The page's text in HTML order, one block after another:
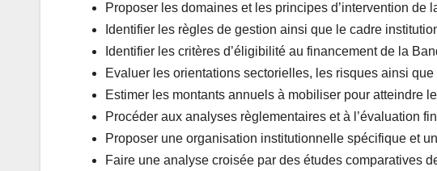
Proposer les domaines et les principes d’intervention de
Identifier les règles de gestion ainsi que le cadre
Identifier les critères d’éligibilité au financement de la
Evaluer les orientations sectorielles, les risques ainsi
Estimer les montants annuels à mobiliser pour atteindre
Procéder aux analyses règlementaires et à l’évaluation
Proposer une organisation institutionnelle spécifique et
Faire une analyse croisée par des études comparatives